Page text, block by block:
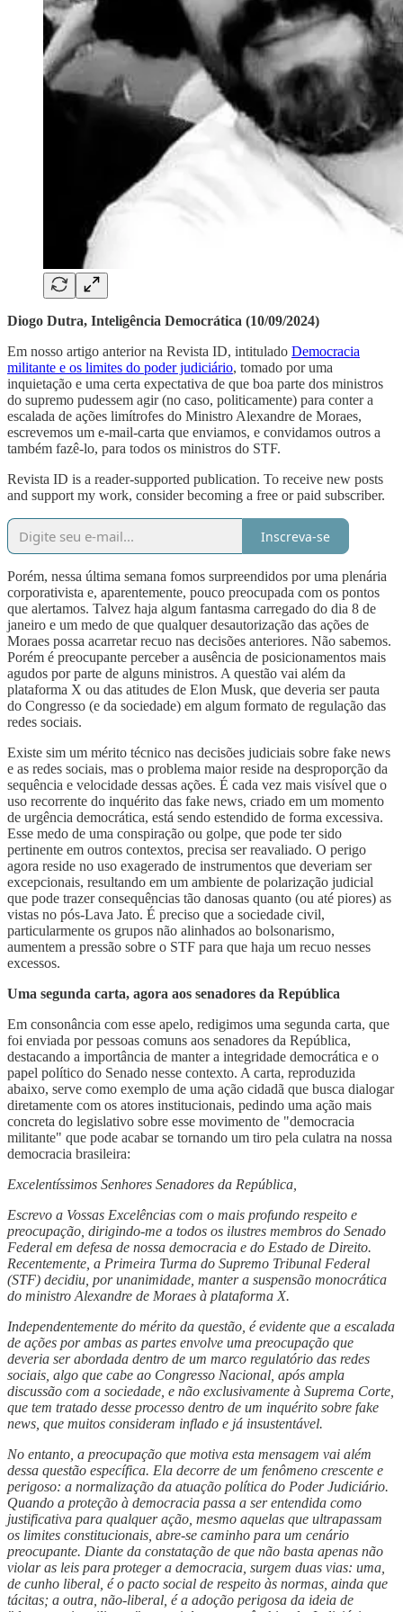
Diogo Dutra, Inteligência Democrática (10/09/2024)
Em nosso artigo anterior na Revista ID, intitulado Democracia
militante e os limites do poder judiciário, tomado por uma
inquietação e uma certa expectativa de que boa parte dos ministros
do supremo pudessem agir (no caso, politicamente) para conter a
escalada de ações limítrofes do Ministro Alexandre de Moraes,
escrevemos um e-mail-carta que enviamos, e convidamos outros a
também fazê-lo, para todos os ministros do STF.
Revista ID is a reader-supported publication. To receive new posts
and support my work, consider becoming a free or paid subscriber.
Inscreva-se
Porém, nessa última semana fomos surpreendidos por uma plenária
corporativista e, aparentemente, pouco preocupada com os pontos
que alertamos. Talvez haja algum fantasma carregado do dia 8 de
janeiro e um medo de que qualquer desautorização das ações de
Moraes possa acarretar recuo nas decisões anteriores. Não sabemos.
Porém é preocupante perceber a ausência de posicionamentos mais
agudos por parte de alguns ministros. A questão vai além da
plataforma X ou das atitudes de Elon Musk, que deveria ser pauta
do Congresso (e da sociedade) em algum formato de regulação das
redes sociais.
Existe sim um mérito técnico nas decisões judiciais sobre fake news
e as redes sociais, mas o problema maior reside na desproporção da
sequência e velocidade dessas ações. É cada vez mais visível que o
uso recorrente do inquérito das fake news, criado em um momento
de urgência democrática, está sendo estendido de forma excessiva.
Esse medo de uma conspiração ou golpe, que pode ter sido
pertinente em outros contextos, precisa ser reavaliado. O perigo
agora reside no uso exagerado de instrumentos que deveriam ser
excepcionais, resultando em um ambiente de polarização judicial
que pode trazer consequências tão danosas quanto (ou até piores) as
vistas no pós-Lava Jato. É preciso que a sociedade civil,
particularmente os grupos não alinhados ao bolsonarismo,
aumentem a pressão sobre o STF para que haja um recuo nesses
excessos.
Uma segunda carta, agora aos senadores da República
Em consonância com esse apelo, redigimos uma segunda carta, que
foi enviada por pessoas comuns aos senadores da República,
destacando a importância de manter a integridade democrática e o
papel político do Senado nesse contexto. A carta, reproduzida
abaixo, serve como exemplo de uma ação cidadã que busca dialogar
diretamente com os atores institucionais, pedindo uma ação mais
concreta do legislativo sobre esse movimento de "democracia
militante" que pode acabar se tornando um tiro pela culatra na nossa
democracia brasileira:
Excelentíssimos Senhores Senadores da República,
Escrevo a Vossas Excelências com o mais profundo respeito e
preocupação, dirigindo-me a todos os ilustres membros do Senado
Federal em defesa de nossa democracia e do Estado de Direito.
Recentemente, a Primeira Turma do Supremo Tribunal Federal
(STF) decidiu, por unanimidade, manter a suspensão monocrática
do ministro Alexandre de Moraes à plataforma X.
Independentemente do mérito da questão, é evidente que a escalada
de ações por ambas as partes envolve uma preocupação que
deveria ser abordada dentro de um marco regulatório das redes
sociais, algo que cabe ao Congresso Nacional, após ampla
discussão com a sociedade, e não exclusivamente à Suprema Corte,
que tem tratado desse processo dentro de um inquérito sobre fake
news, que muitos consideram inflado e já insustentável.
No entanto, a preocupação que motiva esta mensagem vai além
dessa questão específica. Ela decorre de um fenômeno crescente e
perigoso: a normalização da atuação política do Poder Judiciário.
Quando a proteção à democracia passa a ser entendida como
justificativa para qualquer ação, mesmo aquelas que ultrapassam
os limites constitucionais, abre-se caminho para um cenário
preocupante. Diante da constatação de que não basta apenas não
violar as leis para proteger a democracia, surgem duas vias: uma,
de cunho liberal, é o pacto social de respeito às normas, ainda que
tácitas; a outra, não-liberal, é a adoção perigosa da ideia de